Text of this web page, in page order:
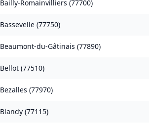
Bailly-Romainvilliers (77700)
Bassevelle (77750)
Beaumont-du-Gâtinais (77890)
Bellot (77510)
Bezalles (77970)
Blandy (77115)